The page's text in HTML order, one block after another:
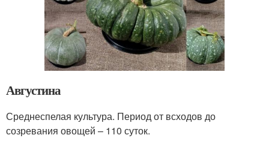
Августина
Среднеспелая культура. Период от всходов до
созревания овощей – 110 суток.